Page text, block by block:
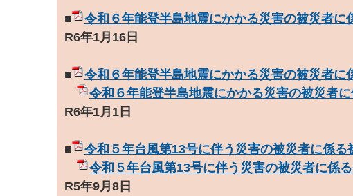
■
令和６年能登半島地震にかかる災害の被災者に
R6年1月16日
■
令和６年能登半島地震にかかる災害の被災者に
令和６年能登半島地震にかかる災害の被災者
R6年1月1日
■
令和５年台風第13号に伴う災害の被災者に係
令和５年台風第13号に伴う災害の被災者に係
R5年9月8日